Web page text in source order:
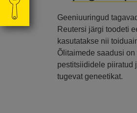
Geeniuuringud
Reutersi järgi toodeti
kasutatakse nii
Õlitaimede saadusi
pestitsiididele piiratud
tugevat geneetikat.